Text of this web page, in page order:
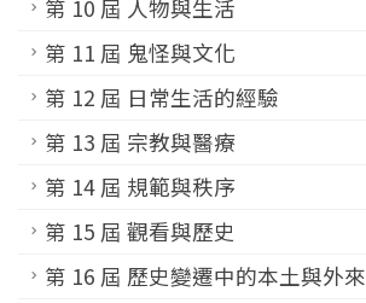
第 10 屆 人物與生活
第 11 屆 鬼怪與文化
第 12 屆 日常生活的經驗
第 13 屆 宗教與醫療
第 14 屆 規範與秩序
第 15 屆 觀看與歷史
第 16 屆 歷史變遷中的本土與外來